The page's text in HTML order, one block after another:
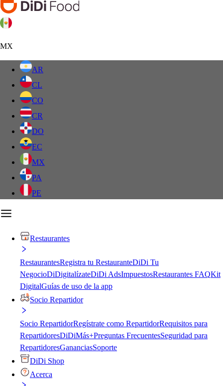
MX
AR
CL
CO
CR
DO
EC
MX
PA
PE
Restaurantes
RestaurantesRegistra tu RestauranteDiDi Tu
NegocioDiDigitalízateDiDi AdsImpuestosRestaurantes FAQKit
DigitalGuías de uso de la app
Socio Repartidor
Socio RepartidorRegístrate como RepartidorRequisitos para
RepartidoresDiDiMás+Preguntas FrecuentesSeguridad para
RepartidoresGananciasSoporte
DiDi Shop
Acerca